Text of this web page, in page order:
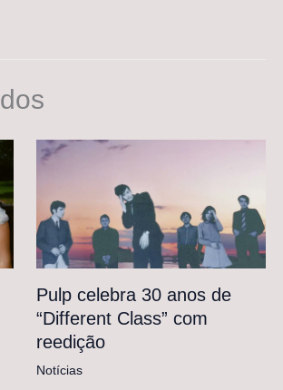
Pulp celebra 30 anos de
“Different Class” com
reedição
Notícias